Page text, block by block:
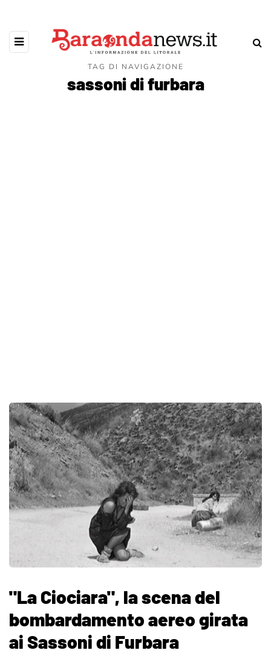
TAG DI NAVIGAZIONE
sassoni di furbara
"La Ciociara", la scena del
bombardamento aereo girata
ai Sassoni di Furbara